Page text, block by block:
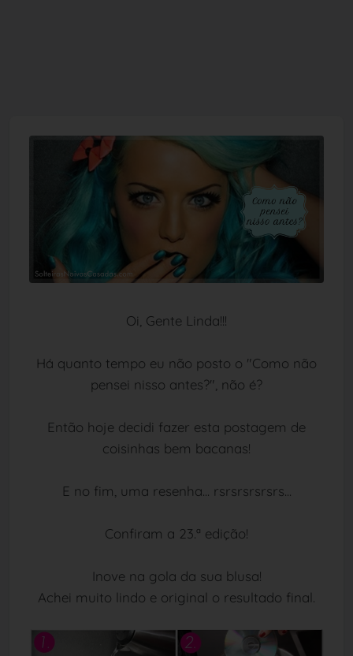
Oi, Gente Linda!!!
Há quanto tempo eu não posto o "Como não
pensei nisso antes?", não é?
Então hoje decidi fazer esta postagem de
coisinhas bem bacanas!
E no fim, uma resenha... rsrsrsrsrsrs...
Confiram a 23.ª edição!
Inove na gola da sua blusa!
Achei muito lindo e original o resultado final.